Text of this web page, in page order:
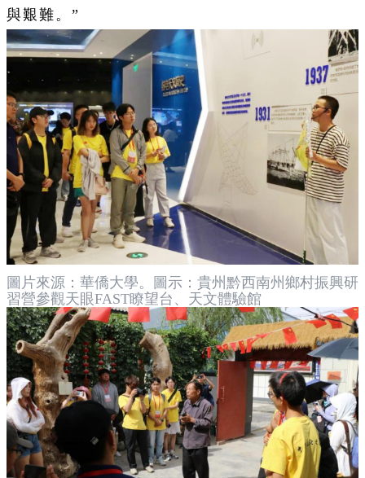
與艱難。”
圖片來源：華僑大學。圖示：貴州黔西南州鄉村振興研
習營參觀天眼FAST瞭望台、天文體驗館